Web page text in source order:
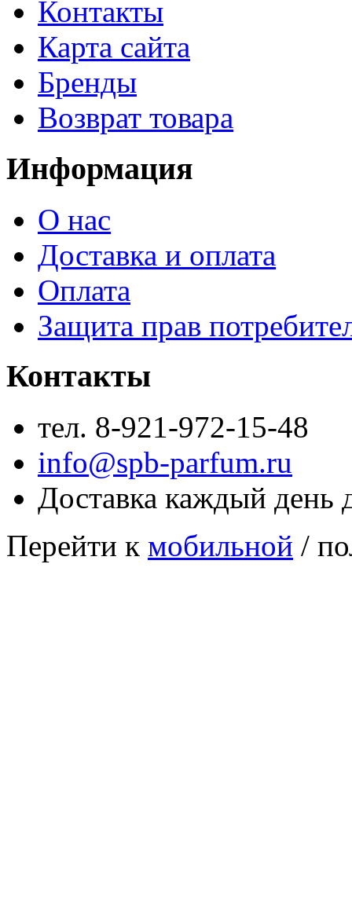
Контакты
Карта сайта
Бренды
Возврат товара
Информация
О нас
Доставка и оплата
Оплата
Защита прав
Контакты
тел. 8-921-972-15-48
info@spb-parfum.ru
Доставка каждый день
Перейти к мобильной /